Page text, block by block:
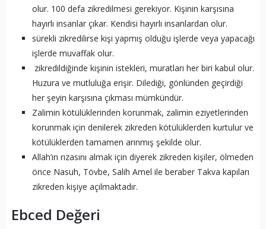
olur. 100 defa zikredilmesi gerekiyor. Kişinin karşısına
hayırlı insanlar çıkar. Kendisi hayırlı insanlardan olur.
sürekli zikredilirse kişi yapmış olduğu işlerde veya yapacağı
işlerde muvaffak olur.
zikredildiğinde kişinin istekleri, muratları her biri kabul olur.
Huzura ve mutluluğa erişir. Dilediği, gönlünden geçirdiği
her şeyin karşısına çıkması mümkündür.
Zalimin kötülüklerinden korunmak, zalimin eziyetlerinden
korunmak için denilerek zikreden kötülüklerden kurtulur ve
kötülüklerden tamamen arınmış şekilde olur.
Allah’ın rızasını almak için diyerek zikreden kişiler, ölmeden
önce Nasuh, Tövbe, Salih Amel ile beraber Takva kapıları
zikreden kişiye açılmaktadır.
Ebced Değeri